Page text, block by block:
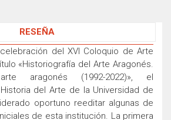
RESEÑA
del XVI Coloquio de Arte
«Historiografía del Arte Aragonés.
aragonés (1992-2022)», el
del Arte de la Universidad de
oportuno reeditar algunas de
de esta institución. La primera